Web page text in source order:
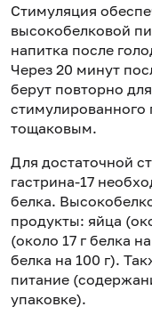
Стимуляция
высокобелковой
напитка после
Через 20 минут
берут повторно
стимулированного
тощаковым.
Для достаточной
гастрина-17
белка.
продукты: яйца
(около 17 г белка
белка на 100 г).
питание
упаковке).